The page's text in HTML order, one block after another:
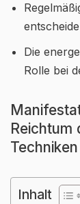
Die
Rolle bei
Reichtum
Techniken
Inhalt